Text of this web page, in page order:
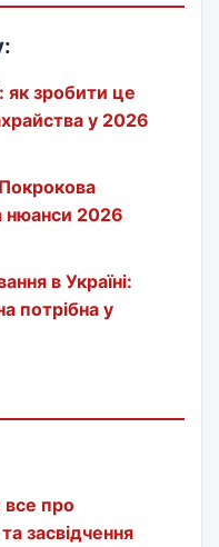
як зробити це
у 2026
нюанси 2026
в Україні:
потрібна у
все про
засвідчення